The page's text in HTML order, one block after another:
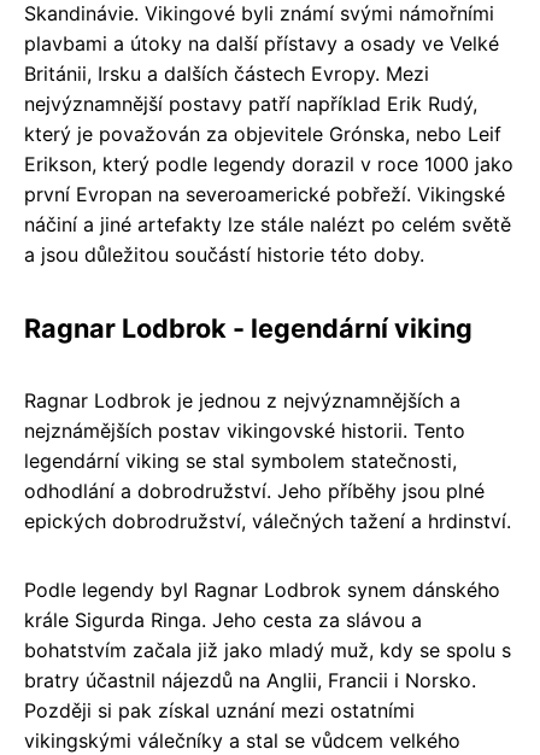
Skandinávie. Vikingové byli známí svými námořními
plavbami a útoky na další přístavy a osady ve Velké
Británii, Irsku a dalších částech Evropy. Mezi
nejvýznamnější postavy patří například Erik Rudý,
který je považován za objevitele Grónska, nebo Leif
Erikson, který podle legendy dorazil v roce 1000 jako
první Evropan na severoamerické pobřeží. Vikingské
náčiní a jiné artefakty lze stále nalézt po celém světě
a jsou důležitou součástí historie této doby.
Ragnar Lodbrok - legendární viking
Ragnar Lodbrok je jednou z nejvýznamnějších a
nejznámějších postav vikingovské historii. Tento
legendární viking se stal symbolem statečnosti,
odhodlání a dobrodružství. Jeho příběhy jsou plné
epických dobrodružství, válečných tažení a hrdinství.
Podle legendy byl Ragnar Lodbrok synem dánského
krále Sigurda Ringa. Jeho cesta za slávou a
bohatstvím začala již jako mladý muž, kdy se spolu s
bratry účastnil nájezdů na Anglii, Francii i Norsko.
Později si pak získal uznání mezi ostatními
vikingskými válečníky a stal se vůdcem velkého